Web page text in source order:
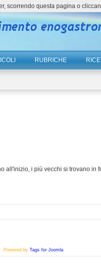
RUBRICHE
all'inizio, i più vecchi si trovano in
Powered by Tags for Joomla
scorrendo questa pagina o